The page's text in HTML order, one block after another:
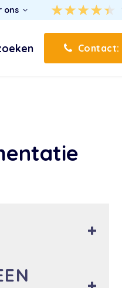
ons
Contact: